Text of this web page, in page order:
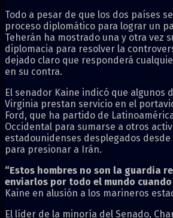
Todo a pesar de que los dos países
proceso diplomático para lograr un
Teherán ha mostrado una y otra vez
diplomacia para resolver la
dejado claro que responderá
en su contra.
El senador Kaine indicó que algunos
Virginia prestan servicio en el
Ford, que ha partido de
Occidental para sumarse a otros
estadounidenses desplegados
para presionar a Irán.
“Estos hombres no son la guardia
enviarlos por todo el mundo cuando
Kaine en alusión a los marineros
El líder de la minoría del Senado,